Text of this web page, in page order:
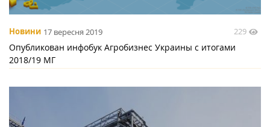
Новини 17 вересня 2019 229
Опубликован инфобук Агробизнес Украины с итогами
2018/19 МГ